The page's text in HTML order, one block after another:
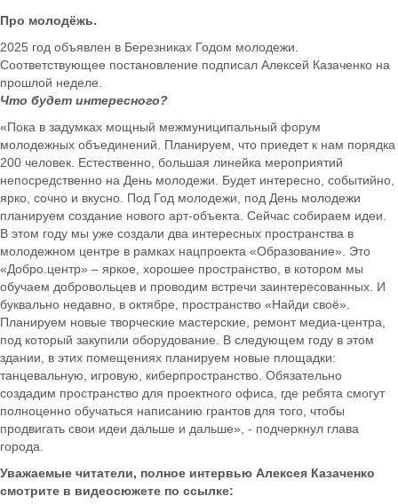
Про молодёжь.
2025 год объявлен в Березниках Годом молодежи.
Соответствующее постановление подписал Алексей Казаченко на
прошлой неделе.
Что будет интересного?
«Пока в задумках мощный межмуниципальный форум
молодежных объединений. Планируем, что приедет к нам порядка
200 человек. Естественно, большая линейка мероприятий
непосредственно на День молодежи. Будет интересно, событийно,
ярко, сочно и вкусно. Под Год молодежи, под День молодежи
планируем создание нового арт-объекта. Сейчас собираем идеи.
В этом году мы уже создали два интересных пространства в
молодежном центре в рамках нацпроекта «Образование». Это
«Добро.центр» – яркое, хорошее пространство, в котором мы
обучаем добровольцев и проводим встречи заинтересованных. И
буквально недавно, в октябре, пространство «Найди своё».
Планируем новые творческие мастерские, ремонт медиа-центра,
под который закупили оборудование. В следующем году в этом
здании, в этих помещениях планируем новые площадки:
танцевальную, игровую, киберпространство. Обязательно
создадим пространство для проектного офиса, где ребята смогут
полноценно обучаться написанию грантов для того, чтобы
продвигать свои идеи дальше и дальше», - подчеркнул глава
города.
Уважаемые читатели, полное интервью Алексея Казаченко
смотрите в видеосюжете по ссылке: